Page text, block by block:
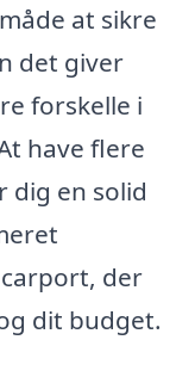
at sikre
det giver
forskelle i
have flere
dig en solid
der
dit budget.